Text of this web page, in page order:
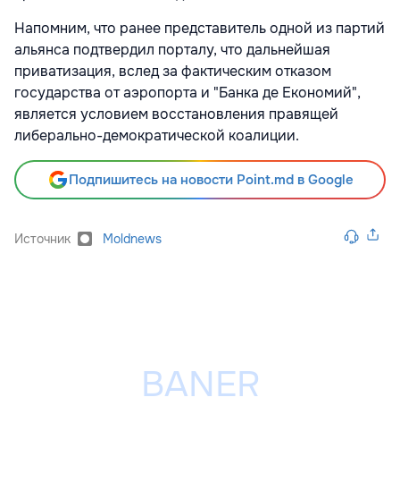
Напомним, что ранее представитель одной из партий
альянса подтвердил порталу, что дальнейшая
приватизация, вслед за фактическим отказом
государства от аэропорта и "Банка де Економий",
является условием восстановления правящей
либерально-демократической коалиции.
Подпишитесь на новости Point.md в Google
Источник Moldnews